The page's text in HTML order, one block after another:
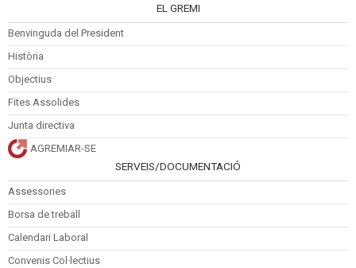
EL GREMI
Benvinguda del President
Història
Objectius
Fites Assolides
Junta directiva
AGREMIAR-SE
SERVEIS/DOCUMENTACIÓ
Assessories
Borsa de treball
Calendari Laboral
Convenis Col·lectius